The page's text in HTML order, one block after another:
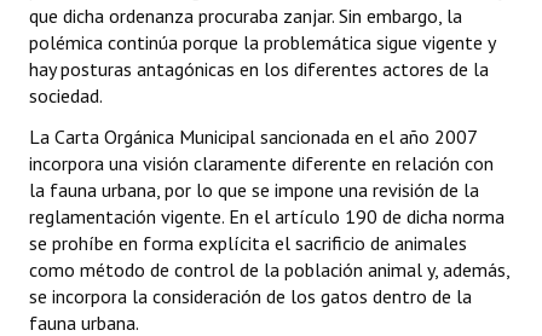
que dicha ordenanza procuraba zanjar. Sin embargo, la
polémica continúa porque la problemática sigue vigente y
hay posturas antagónicas en los diferentes actores de la
sociedad.
La Carta Orgánica Municipal sancionada en el año 2007
incorpora una visión claramente diferente en relación con
la fauna urbana, por lo que se impone una revisión de la
reglamentación vigente. En el artículo 190 de dicha norma
se prohíbe en forma explícita el sacrificio de animales
como método de control de la población animal y, además,
se incorpora la consideración de los gatos dentro de la
fauna urbana.